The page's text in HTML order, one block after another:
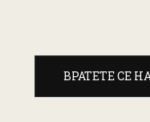
ВРАТЕТЕ СЕ